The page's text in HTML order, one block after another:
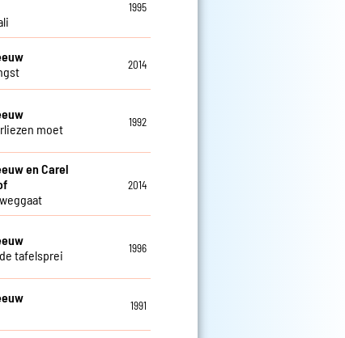
1995
2014
moet
1992
en Carel
2014
tafelsprei
1996
1991